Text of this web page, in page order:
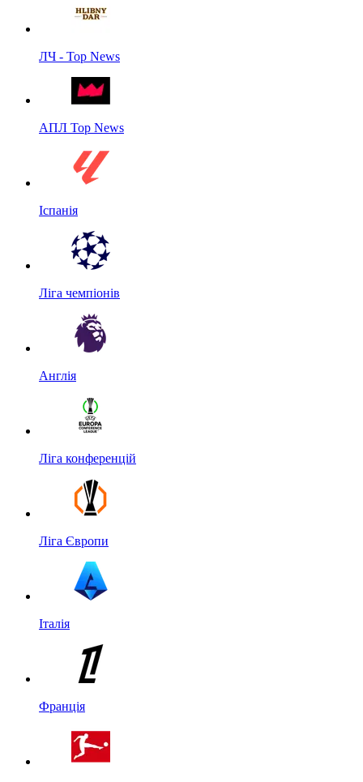
ЛЧ - Top News
АПЛ Top News
Іспанія
Ліга чемпіонів
Англія
Ліга конференцій
Ліга Європи
Італія
Франція